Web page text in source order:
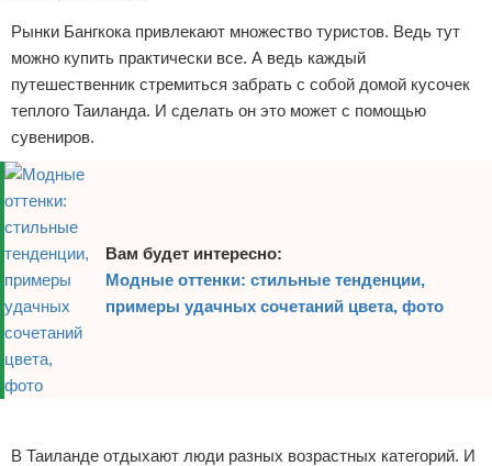
Хирургия
Рынки Бангкока привлекают множество туристов. Ведь тут
можно купить практически все. А ведь каждый
путешественник стремиться забрать с собой домой кусочек
теплого Таиланда. И сделать он это может с помощью
сувениров.
Вам будет интересно:
Модные оттенки: стильные тенденции,
примеры удачных сочетаний цвета, фото
В Таиланде отдыхают люди разных возрастных категорий. И